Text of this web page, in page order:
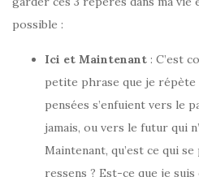
possible :
Ici et Maintenant : C’est
petite phrase que je répète
pensées s’enfuient vers le
jamais, ou vers le futur qui
Maintenant, qu’est ce qui se
ressens ? Est-ce que je